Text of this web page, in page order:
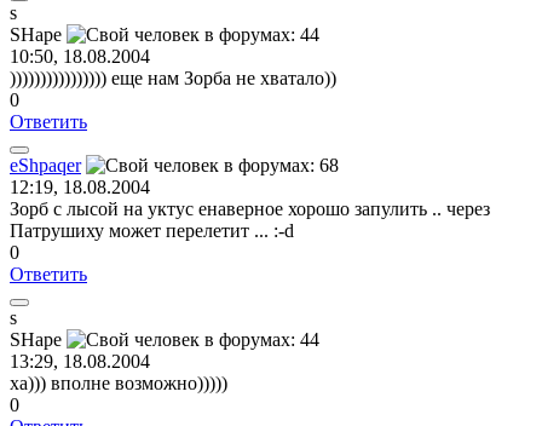
s
SHape
10:50, 18.08.2004
)))))))))))))))) еще нам Зорба не хватало))
0
Ответить
eShpaqer
12:19, 18.08.2004
Зорб с лысой на уктус енаверное хорошо запулить .. через
Патрушиху может перелетит ... :-d
0
Ответить
s
SHape
13:29, 18.08.2004
ха))) вполне возможно)))))
0